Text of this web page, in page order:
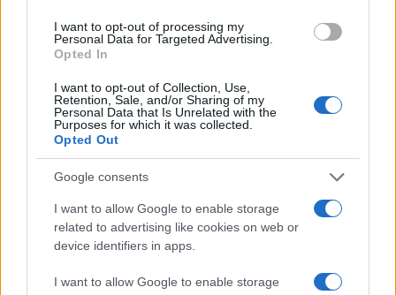
I want to opt-out of processing my
Personal Data for Targeted Advertising.
Opted In
I want to opt-out of Collection, Use,
Retention, Sale, and/or Sharing of my
Personal Data that Is Unrelated with the
Purposes for which it was collected.
Opted Out
Google consents
I want to allow Google to enable storage
related to advertising like cookies on web or
device identifiers in apps.
I want to allow Google to enable storage